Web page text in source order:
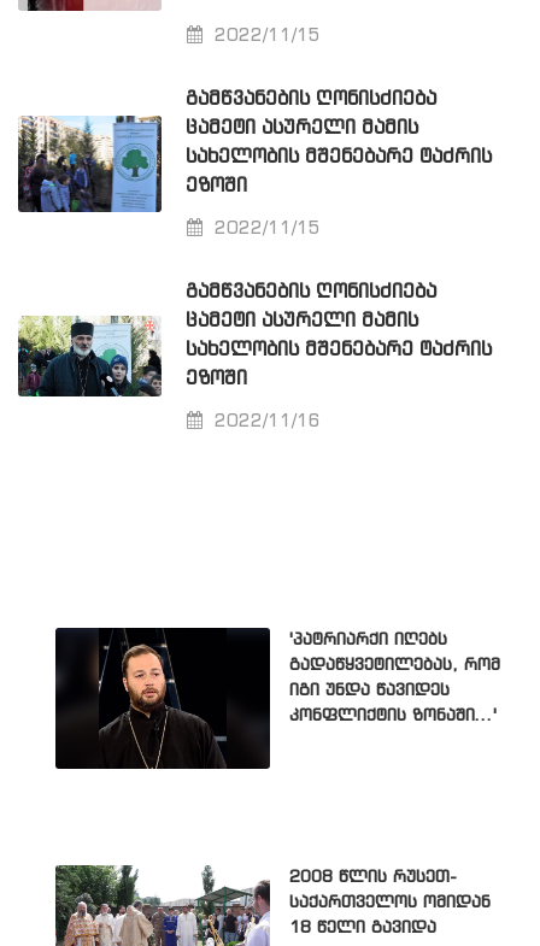
2022/11/15
ᲒᲐᲛᲬᲕᲐᲜᲔᲑᲘᲡ ᲦᲝᲜᲘᲡᲫᲘᲔᲑᲐ
ᲪᲐᲛᲔᲢᲘ ᲐᲡᲣᲠᲔᲚᲘ ᲛᲐᲛᲘᲡ
ᲡᲐᲮᲔᲚᲝᲑᲘᲡ ᲛᲨᲔᲜᲔᲑᲐᲠᲔ ᲢᲐᲫᲠᲘᲡ
ᲔᲖᲝᲨᲘ
2022/11/15
ᲒᲐᲛᲬᲕᲐᲜᲔᲑᲘᲡ ᲦᲝᲜᲘᲡᲫᲘᲔᲑᲐ
ᲪᲐᲛᲔᲢᲘ ᲐᲡᲣᲠᲔᲚᲘ ᲛᲐᲛᲘᲡ
ᲡᲐᲮᲔᲚᲝᲑᲘᲡ ᲛᲨᲔᲜᲔᲑᲐᲠᲔ ᲢᲐᲫᲠᲘᲡ
ᲔᲖᲝᲨᲘ
2022/11/16
'პატრიარქი იღებს
გადაწყვეტილებას, რომ
იგი უნდა წავიდეს
კონფლიქტის ზონაში...'
2008 წლის რუსეთ-
საქართველოს ომიდან
18 წელი გავიდა